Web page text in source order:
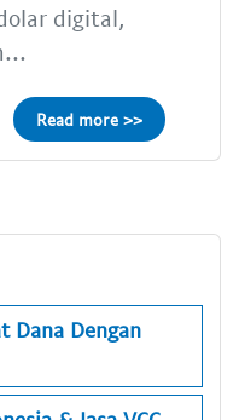
digital,
Read more >>
Dana Dengan